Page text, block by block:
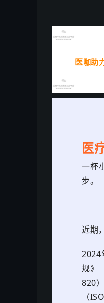
医咖助
医
一杯
步。
近期
2024
规》
820
（